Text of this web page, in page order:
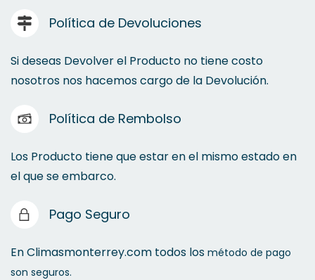
Política de Devoluciones
Si deseas Devolver el Producto no tiene costo
nosotros nos hacemos cargo de la Devolución.
Política de Rembolso
Los Producto tiene que estar en el mismo estado en
el que se embarco.
Pago Seguro
En Climasmonterrey.com todos los método de pago
son seguros.